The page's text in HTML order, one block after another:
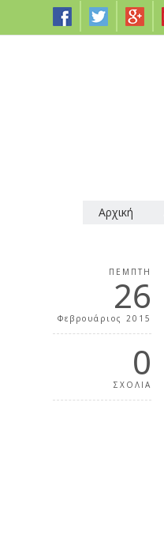
Αρχική
ΠΈΜΠΤΗ
26
Φεβρουάριος 2015
0
ΣΧΟΛΙΑ